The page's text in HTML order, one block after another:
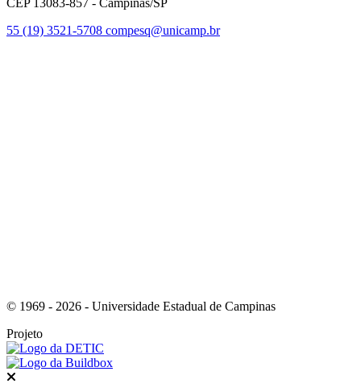
CEP 13083-857 - Campinas/SP
55 (19) 3521-5708 compesq@unicamp.br
© 1969 - 2026 - Universidade Estadual de Campinas
Projeto